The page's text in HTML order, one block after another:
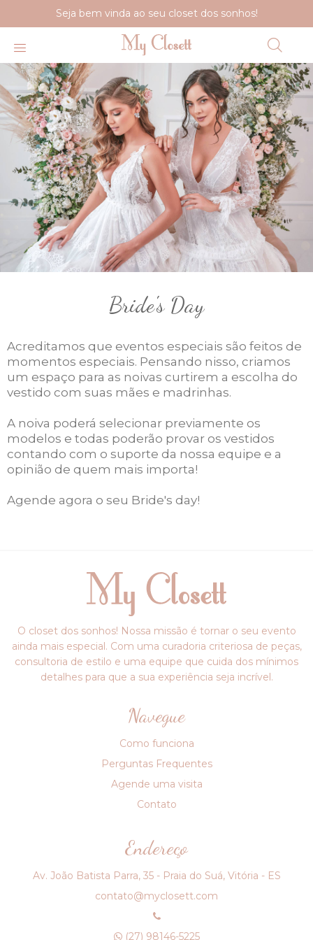
Seja bem vinda ao seu closet dos sonhos!
Bride's Day
Acreditamos que eventos especiais são feitos de
momentos especiais. Pensando nisso, criamos
um espaço para as noivas curtirem a escolha do
vestido com suas mães e madrinhas.
A noiva poderá selecionar previamente os
modelos e todas poderão provar os vestidos
contando com o suporte da nossa equipe e a
opinião de quem mais importa!
Agende agora o seu Bride's day!
O closet dos sonhos! Nossa missão é tornar o seu evento
ainda mais especial. Com uma curadoria criteriosa de peças,
consultoria de estilo e uma equipe que cuida dos mínimos
detalhes para que a sua experiência seja incrível.
Navegue
Como funciona
Perguntas Frequentes
Agende uma visita
Contato
Endereço
Av. João Batista Parra, 35 - Praia do Suá, Vitória - ES
contato@myclosett.com
(27) 98146-5225